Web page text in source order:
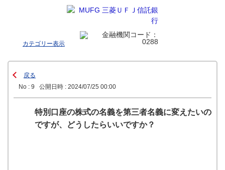
カテゴリー表示
戻る
No : 9
公開日時 : 2024/07/25 00:00
特別口座の株式の名義を第三者名義に変えたいの
ですが、どうしたらいいですか？